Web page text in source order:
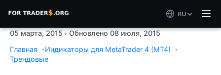
RU
05 марта, 2015 • Обновлено 08 июля, 2015
Главная
Индикаторы для MetaTrader 4 (MT4)
Трендовые